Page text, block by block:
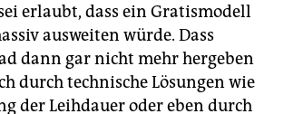
erlaubt, dass ein Gratismodell
ausweiten würde. Dass
dann gar nicht mehr hergeben
durch technische Lösungen wie
der Leihdauer oder eben durch